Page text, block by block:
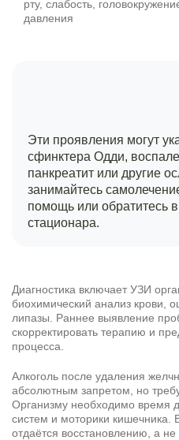
рту, слабость,
давления
Эти проявления могут
сфинктера Одди,
панкреатит или другие
занимайтесь
помощь или обратитесь
стационара.
Диагностика включает УЗИ
биохимический анализ крови,
липазы. Раннее выявление
скорректировать терапию и
процесса.
Алкоголь после удаления
абсолютным запретом, но
Организму необходимо время
систем и моторики
отдаётся восстановлению, а не